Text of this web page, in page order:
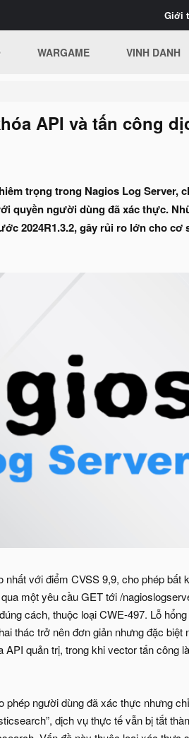
Giới
WARGAME VINH DANH
API và tấn công
trọng trong Nagios Log Server,
quyền người dùng đã xác thực.
2024R1.3.2, gây rủi ro lớn cho
với điểm CVSS 9,9, cho phép
một yêu cầu GET tới /
cách, thuộc loại CWE-497. Lỗ
thác trở nên đơn giản nhưng đặc biệt
quản trị, trong khi vector tấn công
người dùng đã xác thực nhưng
dịch vụ thực tế vẫn bị tắt